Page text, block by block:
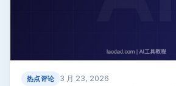
热点评论 3 月 23, 2026